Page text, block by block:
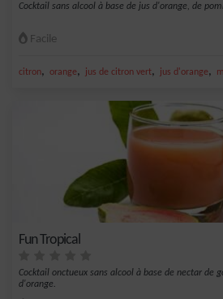
Cocktail sans alcool à base de jus d'orange, de
Facile
citron, orange, jus de citron vert, jus d'orange,
Fun Tropical
Cocktail onctueux sans alcool à base de nectar de
d'orange.